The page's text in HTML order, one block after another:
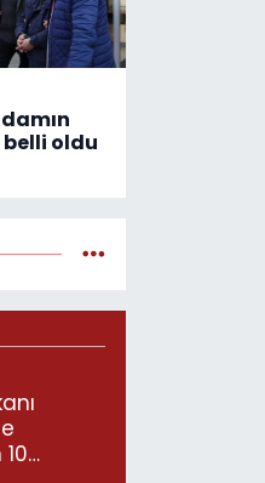
belli oldu